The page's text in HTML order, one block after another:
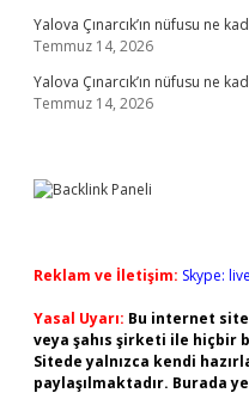
Yalova Çınarcık’ın nüfusu ne
Temmuz 14, 2026
Yalova Çınarcık’ın nüfusu ne
Temmuz 14, 2026
Reklam ve İletişim: Skype:
Yasal Uyarı: Bu internet
veya şahıs şirketi ile hiçbir
Sitede yalnızca kendi
paylaşılmaktadır. Burada